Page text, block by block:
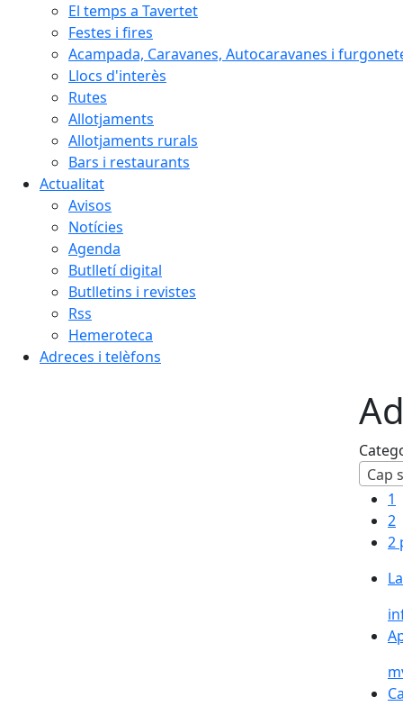
El temps a Tavertet
Festes i fires
Acampada, Caravanes, Autocaravanes i
Llocs d'interès
Rutes
Allotjaments
Allotjaments rurals
Bars i restaurants
Actualitat
Avisos
Notícies
Agenda
Butlletí digital
Butlletins i revistes
Rss
Hemeroteca
Adreces i telèfons
Cap
1
2
2